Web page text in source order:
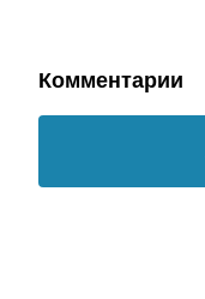
Комментарии